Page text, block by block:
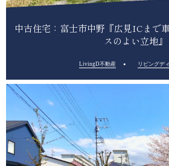
中古住宅：富士市中野『広見ICまで
スのよい立地』
LivingD不動産 リビングデ